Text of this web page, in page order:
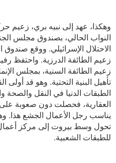
وهكذا، عهد إلى نبيه بري،
النواب الحالي، بصندوق مجلس
الاحتلال الإسرائيلي. ووقع
زعيم الطائفة الدرزية. واحتفظ
زعيم الطائفة السنية، بمجلس
تأهيل البنية التحتية. وهو قد أولى
الطبقات الدنيا في النقل والصحة
العقارية، فحصلت دون صعوبة
يناسب رجل الأعمال الجشع هذا.
تحول وسط بيروت إلى مركز
للطبقات الشعبية.